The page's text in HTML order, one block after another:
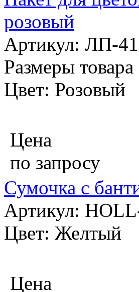
розовый
Артикул: ЛП-
Размеры
Цвет: Розовый
Цена
по запросу
Сумочка с
Артикул:
Цвет: Желтый
Цена